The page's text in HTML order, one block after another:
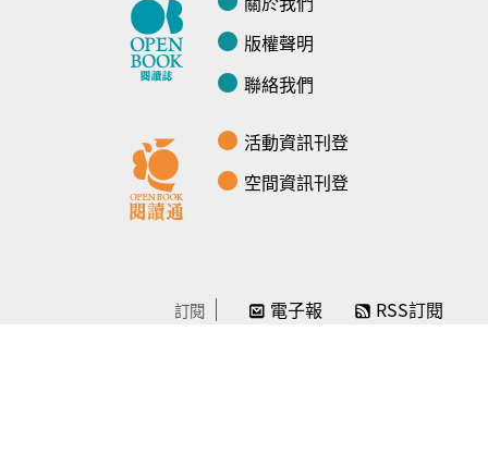
版權聲明
聯絡我們
活動資訊刊登
空間資訊刊登
訂閱 電子報 RSS訂閱